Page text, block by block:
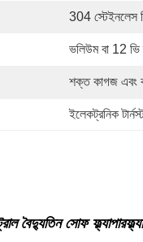
304 স্টেইনলেস
ভলিউম বা 12
শক্ত কাগজ এবং
ইলেকট্রনিক
বৈদ্যুতিন সোফ